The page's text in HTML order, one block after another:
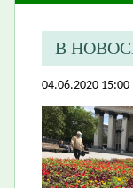
В
04.06.2020 15:00